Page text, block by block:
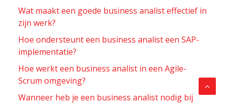
Wat maakt een goede business analist effectief in
zijn werk?
Hoe ondersteunt een business analist een SAP-
implementatie?
Hoe werkt een business analist in een Agile-
Scrum omgeving?
Wanneer heb je een business analist nodig bij